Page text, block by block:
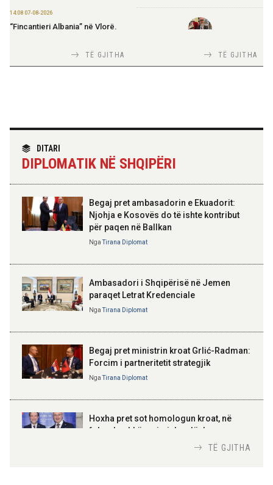
14:08 07-08-2026
“Fincantieri Albania” në Vlorë,
praktikat më të mira
14:03 07-08-2026
Kadastra: Regjistrimi i
brenda 30 ditëve nga çelja e
14:01 07-08-2026
Rrugor, kufizime për shoferët e
TË GJITHA TIRANA DIPLOMAT
TIRANA DIPLOMAT
Skënderbeut dhe Ismail
Kosovë!
100-vjetori i themelimit të
Urdhrit të Skënderbeut
TË GJITHA
DITARI
DIPLOMATIK NË SHQIPËRI
Begaj pret ambasadorin e Ekuadorit:
Njohja e Kosovës do të ishte kontribut
për paqen në Ballkan
Nga Tirana Diplomat
Ambasadori i Shqipërisë në Jemen
paraqet Letrat Kredenciale
Nga Tirana Diplomat
Begaj pret ministrin kroat Grlić-Radman:
Forcim i partneritetit strategjik
Nga Tirana Diplomat
Hoxha pret sot homologun kroat, në
fokus bashkëpunimi dypalësh
TË GJITHA